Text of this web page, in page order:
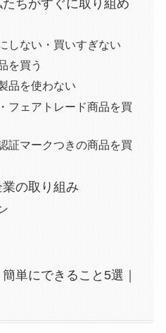
ちがすぐに取り組め
しない・買いすぎない
を買う
品を使わない
フェアトレード商品を買
証マークつきの商品を買
の取り組み
単にできること5選｜